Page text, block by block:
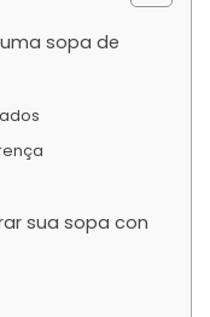
sopa de
sua sopa con